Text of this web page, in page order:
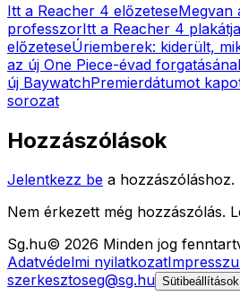
Itt a Reacher 4 előzeteseMegvan
professzorItt a Reacher 4 plakátja
előzeteseÚriemberek: kiderült,
az új One Piece-évad
új BaywatchPremierdátumot
sorozat
Hozzászólások
Jelentkezz be a hozzászóláshoz.
Nem érkezett még hozzászólás.
Sg.hu© 2026 Minden jog
Adatvédelmi nyilatkozat
szerkesztoseg@sg.hu Sütibeállítások